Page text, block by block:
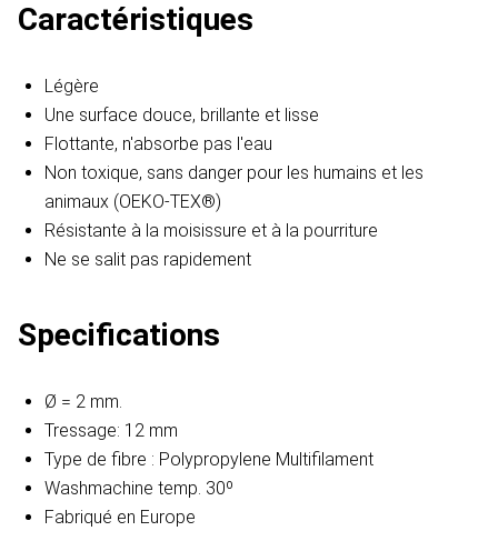
Caractéristiques
Légère
Une surface douce, brillante et lisse
Flottante, n'absorbe pas l'eau
Non toxique, sans danger pour les humains et les
animaux (OEKO-TEX®)
Résistante à la moisissure et à la pourriture
Ne se salit pas rapidement
Specifications
Ø = 2 mm.
Tressage: 12 mm
Type de fibre : Polypropylene Multifilament
Washmachine temp. 30º
Fabriqué en Europe